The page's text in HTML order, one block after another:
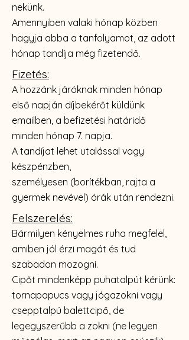
nekünk.
Amennyiben valaki hónap közben
hagyja abba a tanfolyamot, az adott
hónap tandíja még fizetendő.
Fizetés:
A hozzánk járóknak minden hónap
első napján díjbekérőt küldünk
emailben, a befizetési határidő
minden hónap 7. napja.
A tandíjat lehet utalással vagy
készpénzben,
személyesen (borítékban, rajta a
gyermek nevével) órák után rendezni.
Felszerelés:
Bármilyen kényelmes ruha megfelel,
amiben jól érzi magát és tud
szabadon mozogni.
Cipőt mindenképp puhatalpút kérünk:
tornapapucs vagy jógazokni vagy
csepptalpú balettcipő, de
legegyszerűbb a zokni (ne legyen